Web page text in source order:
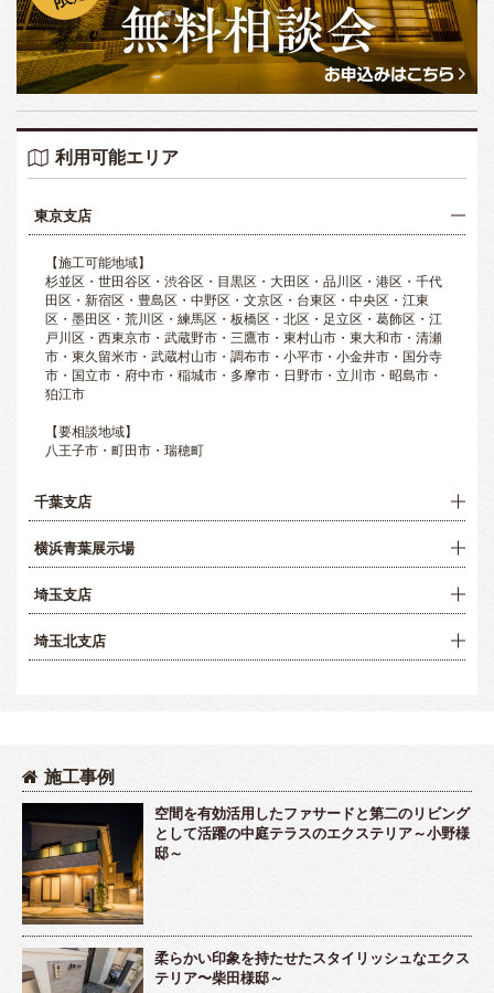
利用可能エリア
東京支店
【施工可能地域】
杉並区・世田谷区・渋谷区・目黒区・大田区・品川区・港区・千代
田区・新宿区・豊島区・中野区・文京区・台東区・中央区・江東
区・墨田区・荒川区・練馬区・板橋区・北区・足立区・葛飾区・江
戸川区・西東京市・武蔵野市・三鷹市・東村山市・東大和市・清瀬
市・東久留米市・武蔵村山市・調布市・小平市・小金井市・国分寺
市・国立市・府中市・稲城市・多摩市・日野市・立川市・昭島市・
狛江市
【要相談地域】
八王子市・町田市・瑞穂町
千葉支店
横浜青葉展示場
埼玉支店
埼玉北支店
施工事例
空間を有効活用したファサードと第二のリビング
として活躍の中庭テラスのエクステリア～小野様
邸～
柔らかい印象を持たせたスタイリッシュなエクス
テリア〜柴田様邸～